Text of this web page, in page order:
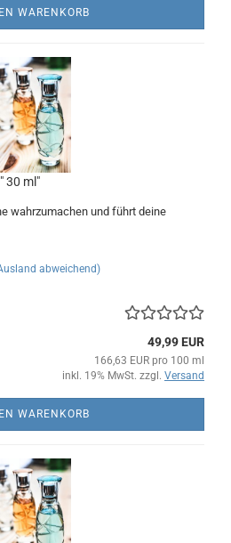
WARENKORB
30 ml"
wahrzumachen und führt deine
abweichend)
49,99 EUR
166,63 EUR pro 100 ml
inkl. 19% MwSt. zzgl. Versand
WARENKORB